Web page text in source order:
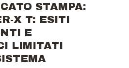
STAMPA:
X T: ESITI
E
LIMITATI